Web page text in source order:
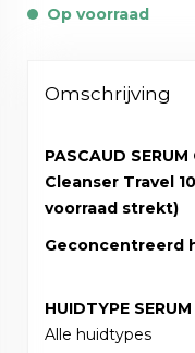
Op voorraad
Omschrijving
PASCAUD
Cleanser Travel
voorraad strekt)
Geconcentreerd
HUIDTYPE
Alle huidtypes